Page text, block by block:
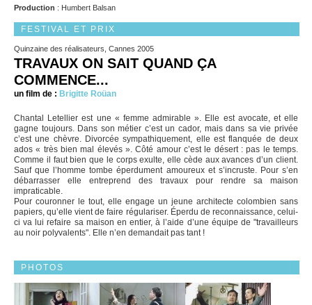
Production : Humbert Balsan
FESTIVAL ET PRIX
Quinzaine des réalisateurs, Cannes 2005
TRAVAUX ON SAIT QUAND ÇA
COMMENCE...
un film de : Brigitte Roüan
Chantal Letellier est une « femme admirable ». Elle est avocate, et elle
gagne toujours. Dans son métier c’est un cador, mais dans sa vie privée
c’est une chèvre. Divorcée sympathiquement, elle est flanquée de deux
ados « très bien mal élevés ». Côté amour c’est le désert : pas le temps.
Comme il faut bien que le corps exulte, elle cède aux avances d’un client.
Sauf que l’homme tombe éperdument amoureux et s’incruste. Pour s’en
débarrasser elle entreprend des travaux pour rendre sa maison
impraticable.
Pour couronner le tout, elle engage un jeune architecte colombien sans
papiers, qu’elle vient de faire régulariser. Éperdu de reconnaissance, celui-
ci va lui refaire sa maison en entier, à l’aide d’une équipe de "travailleurs
au noir polyvalents". Elle n’en demandait pas tant !
PHOTOS